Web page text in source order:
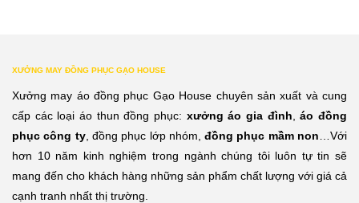
XƯỞNG MAY ĐỒNG PHỤC GẠO HOUSE
Xưởng may áo đồng phục Gạo House chuyên sản xuất và cung
cấp các loại áo thun đồng phục: xưởng áo gia đình ,áo đồng
phục công ty, đồng phục lớp nhóm,đồng phục mầm non …Với
hơn 10 năm kinh nghiệm trong ngành chúng tôi luôn tự tin sẽ
mang đến cho khách hàng những sản phẩm chất lượng với giá cả
cạnh tranh nhất thị trường.